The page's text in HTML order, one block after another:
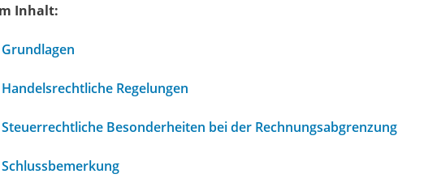
Inhalt:
Grundlagen
Handelsrechtliche Regelungen
Steuerrechtliche Besonderheiten bei der Rechnungsabgrenzung
Schlussbemerkung